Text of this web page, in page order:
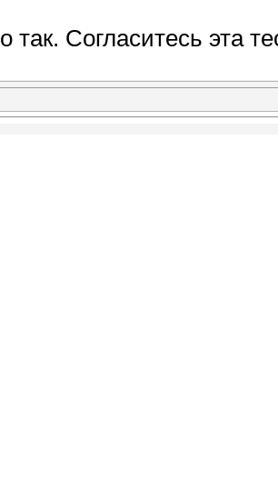
так. Согласитесь эта